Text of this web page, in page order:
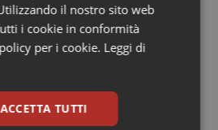
urogenitali
Scontro in Aula sulla
di bilancio, Todde:
non immediati, ma la
Unità di crisi sanitaria al lavoro,
accelera su 118, liste d’attesa
il nostro sito web
i cookie in conformità
per i cookie. Leggi di
ACCETTA TUTTI